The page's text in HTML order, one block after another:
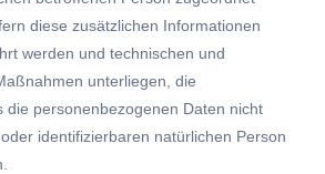
diese zusätzlichen Informationen
werden und technischen und
unterliegen, die
die personenbezogenen Daten nicht
identifizierbaren natürlichen Person